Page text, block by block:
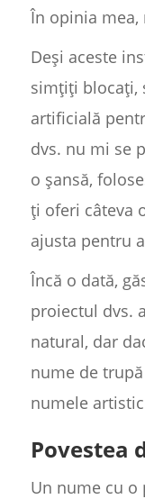
În opinia mea,
Deși aceste
simțiți blocați,
artificială
dvs. nu mi se
o șansă,
ți oferi câteva
ajusta pentru
Încă o dată,
proiectul dvs.
natural, dar
nume de
numele
Povestea
Un nume cu o